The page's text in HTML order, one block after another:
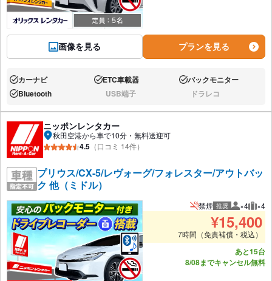
画像を見る プランを見る
あり:カーナビ あり:ETC車載器 あり:バックモニター
あり:Bluetooth なし:USB端子 なし:ドラレコ
ニッポンレンタカー
秋田空港から車で10分・無料送迎可
4.5 （口コミ 14件）
プリウス/CX-5/レヴォーグ/フォレスター/アウトバッ
ク 他（ミドル）
禁煙 推奨 推奨人数
×4 推
×4
¥15,400
7時間（免責補償・税込）
あと15台
8/08までキャンセル無料